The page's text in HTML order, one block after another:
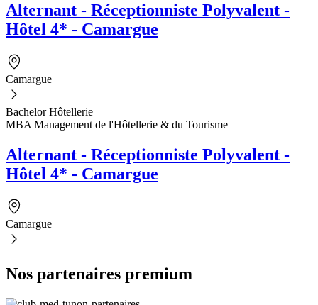
Alternant - Réceptionniste Polyvalent -
Hôtel 4* - Camargue
Camargue
Bachelor Hôtellerie
MBA Management de l'Hôtellerie & du Tourisme
Alternant - Réceptionniste Polyvalent -
Hôtel 4* - Camargue
Camargue
Nos partenaires premium